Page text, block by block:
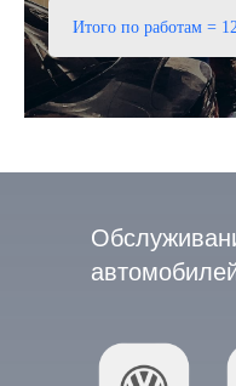
Итого по работам =